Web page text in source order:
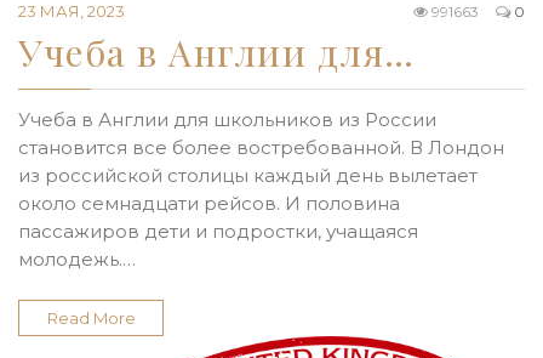
23 МАЯ, 2023 0
991663
Учеба в Англии для…
Учеба в Англии для школьников из России
становится все более востребованной. В Лондон
из российской столицы каждый день вылетает
около семнадцати рейсов. И половина
пассажиров дети и подростки, учащаяся
молодежь.…
Read More